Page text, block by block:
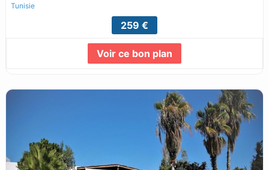
Tunisie
259 €
Voir ce bon plan
Lire la suite...